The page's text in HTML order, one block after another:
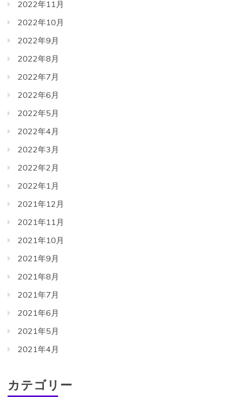
2022年11月
2022年10月
2022年9月
2022年8月
2022年7月
2022年6月
2022年5月
2022年4月
2022年3月
2022年2月
2022年1月
2021年12月
2021年11月
2021年10月
2021年9月
2021年8月
2021年7月
2021年6月
2021年5月
2021年4月
カテゴリー